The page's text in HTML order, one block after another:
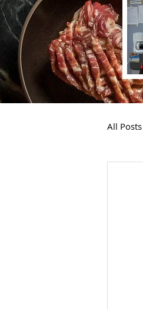
All Posts